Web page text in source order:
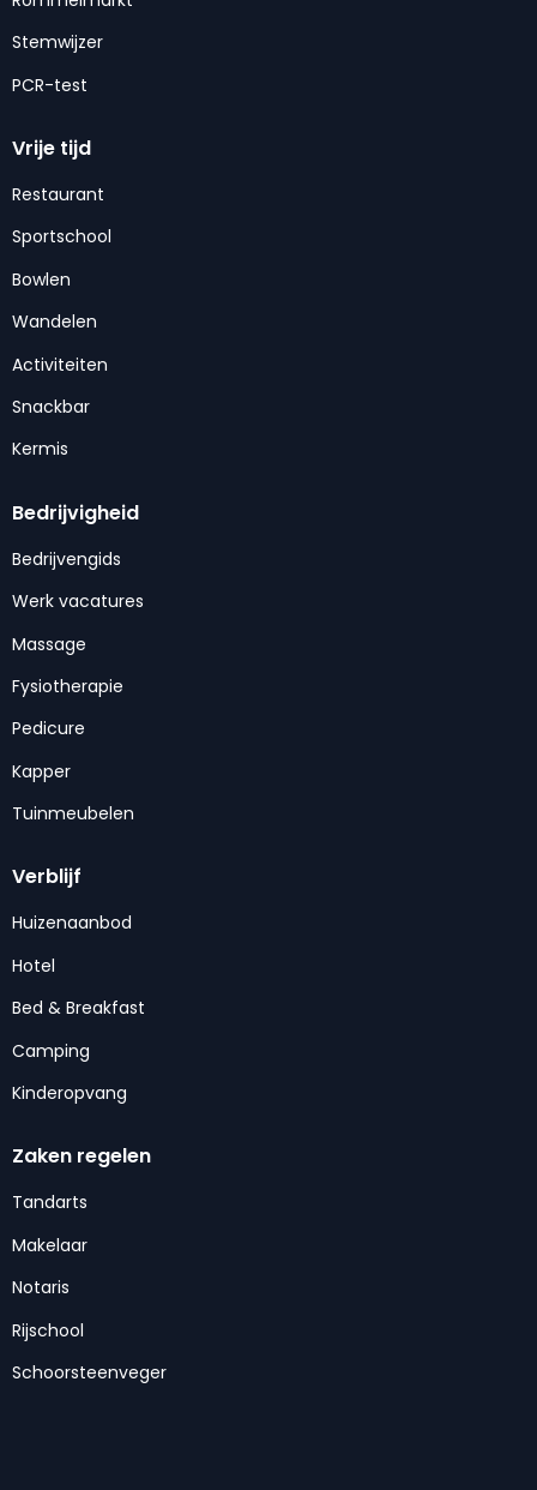
Stemwijzer
PCR-test
Vrije tijd
Restaurant
Sportschool
Bowlen
Wandelen
Activiteiten
Snackbar
Kermis
Bedrijvigheid
Bedrijvengids
Werk vacatures
Massage
Fysiotherapie
Pedicure
Kapper
Tuinmeubelen
Verblijf
Huizenaanbod
Hotel
Bed & Breakfast
Camping
Kinderopvang
Zaken regelen
Tandarts
Makelaar
Notaris
Rijschool
Schoorsteenveger